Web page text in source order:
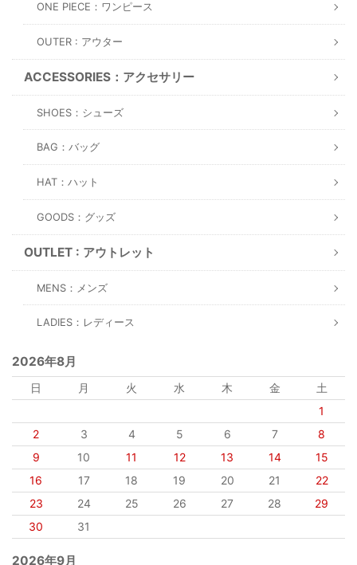
ONE PIECE：ワンピース
OUTER : アウター
ACCESSORIES：アクセサリー
SHOES：シューズ
BAG：バッグ
HAT：ハット
GOODS：グッズ
OUTLET : アウトレット
MENS：メンズ
LADIES：レディース
2026年8月
日 月 火 水 木 金
土
1
2
3 4 5 6 7
8
9
10 11 12 13 14
15
16
17 18 19 20 21
22
23
24 25 26 27 28
29
30
31
2026年9月